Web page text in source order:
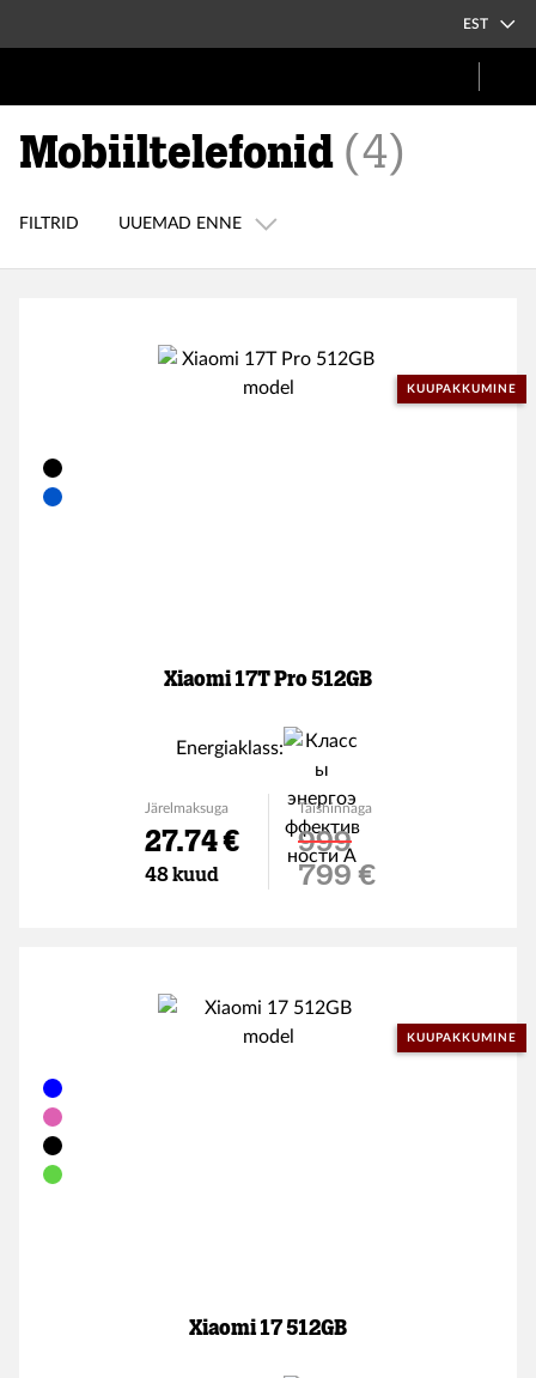
EST
Mobiiltelefonid (4)
FILTRID UUEMAD ENNE
KUUPAKKUMINE
Xiaomi 17T Pro 512GB
Energiaklass:
Järelmaksuga
27.74 €
48 kuud
Täishinnaga
999
Soodushind
799 €
KUUPAKKUMINE
Xiaomi 17 512GB